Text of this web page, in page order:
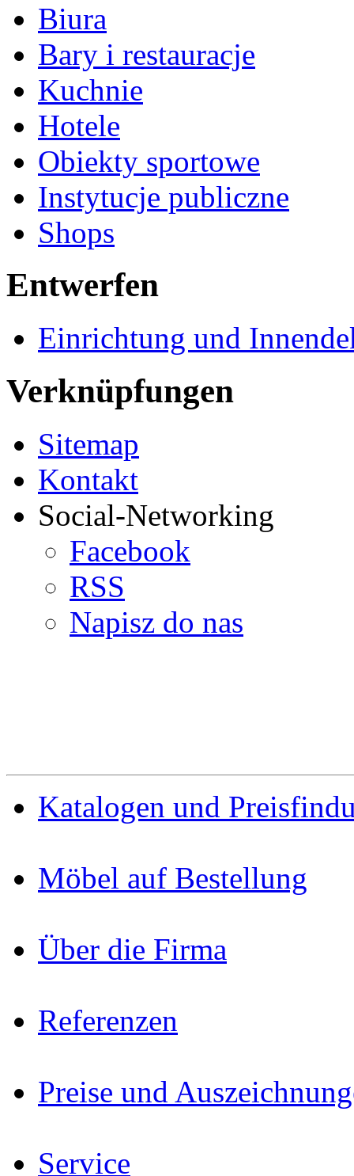
Biura
Bary i restauracje
Kuchnie
Hotele
Obiekty sportowe
Instytucje publiczne
Shops
Entwerfen
Einrichtung und
Verknüpfungen
Sitemap
Kontakt
Social-Networking
Facebook
RSS
Napisz do nas
Katalogen und
Möbel auf Bestellung
Über die Firma
Referenzen
Preise und
Service